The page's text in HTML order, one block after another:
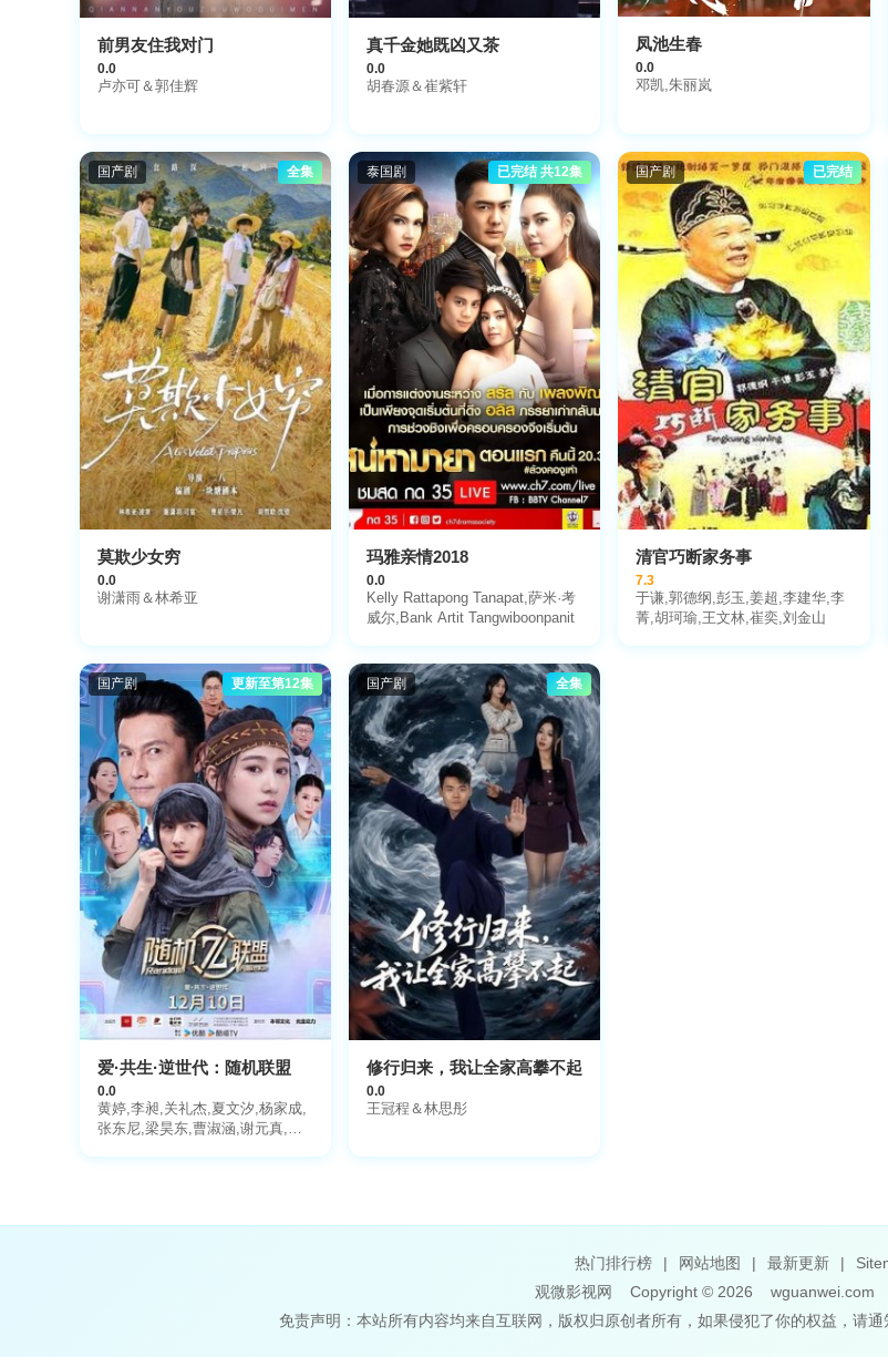
前男友住我对门
0.0
卢亦可＆郭佳辉
真千金她既凶又茶
0.0
胡春源＆崔紫轩
凤池生春
0.0
邓凯,朱丽岚
国产剧 全集
莫欺少女穷
0.0
谢潇雨＆林希亚
泰国剧 已完结 共12集
玛雅亲情2018
0.0
Kelly Rattapong Tanapat,萨米·考
威尔,Bank Artit Tangwiboonpanit
国产剧 已完结
清官巧断家务事
7.3
于谦,郭德纲,彭玉,姜超,李建华,李
菁,胡珂瑜,王文林,崔奕,刘金山
国产剧 更新至第12集
爱·共生·逆世代：随机联盟
0.0
黄婷,李昶,关礼杰,夏文汐,杨家成,
张东尼,梁昊东,曹淑涵,谢元真,齐
国产剧 全集
修行归来，我让全家高攀不起
0.0
王冠程＆林思彤
热门排行榜 | 网站地图 | 最新更新 |
观微影视网
Copyright © 2026 wguanwei.com
免责声明：本站所有内容均来自互联网，版权归原创者所有，如果侵犯了你的权益，请